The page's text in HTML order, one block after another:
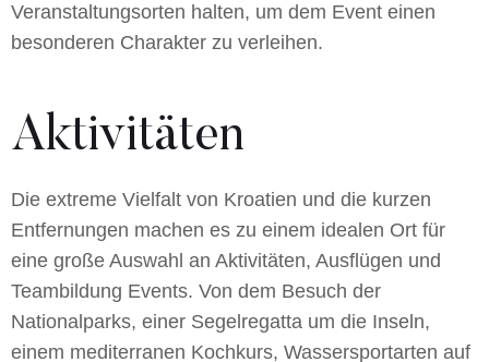
Veranstaltungsorten halten, um dem Event einen
besonderen Charakter zu verleihen.
Aktivitäten
Die extreme Vielfalt von Kroatien und die kurzen
Entfernungen machen es zu einem idealen Ort für
eine große Auswahl an Aktivitäten, Ausflügen und
Teambildung Events. Von dem Besuch der
Nationalparks, einer Segelregatta um die Inseln,
einem mediterranen Kochkurs, Wassersportarten auf